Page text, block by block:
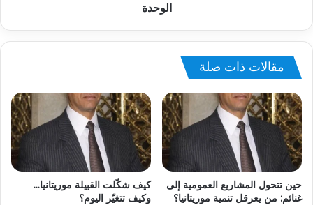
الوحدة
مقالات ذات صلة
حين تتحول المشاريع العمومية إلى
غنائم: من يعرقل تنمية موريتانيا؟
كيف شكّلت القبيلة موريتانيا…
وكيف تتغيّر اليوم؟